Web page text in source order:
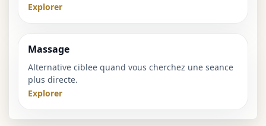
Explorer
Massage
Alternative ciblee quand vous cherchez une seance
plus directe.
Explorer